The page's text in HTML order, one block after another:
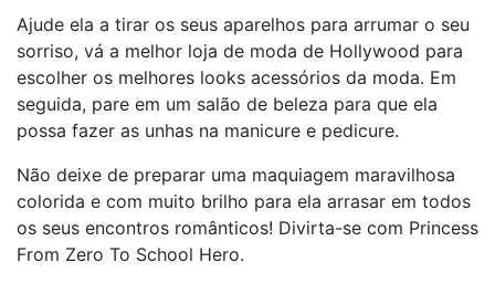
Ajude ela a tirar os seus aparelhos para arrumar o seu
sorriso, vá a melhor loja de moda de Hollywood para
escolher os melhores looks acessórios da moda. Em
seguida, pare em um salão de beleza para que ela
possa fazer as unhas na manicure e pedicure.
Não deixe de preparar uma maquiagem maravilhosa
colorida e com muito brilho para ela arrasar em todos
os seus encontros românticos! Divirta-se com Princess
From Zero To School Hero.